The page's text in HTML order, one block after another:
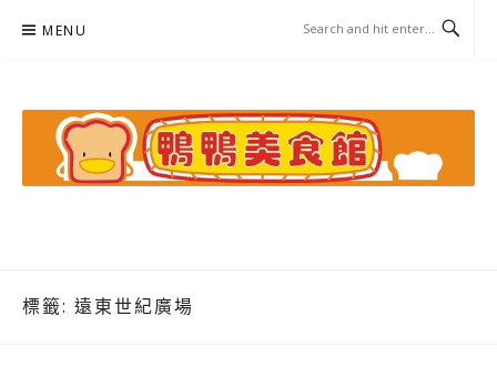
MENU
標籤: 遠東世紀廣場